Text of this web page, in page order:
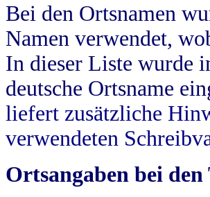
Bei den Ortsnamen
Namen verwendet,
In dieser Liste wurde
deutsche Ortsname
liefert zusätzliche
verwendeten
Ortsangaben bei